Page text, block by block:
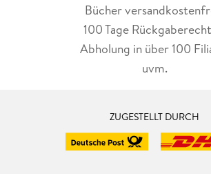
Bücher
100 Tage
Abholung in über 100
uvm.
ZUGESTELLT DURCH